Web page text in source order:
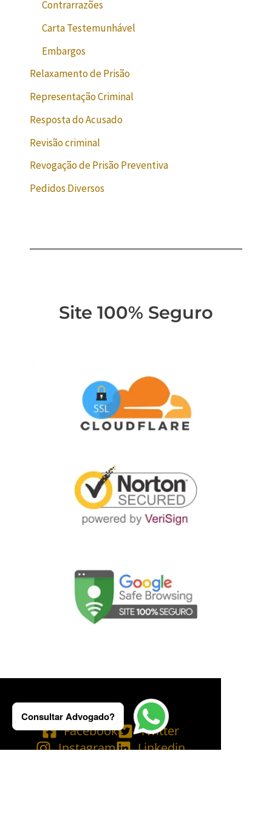
Contrarrazões
Carta Testemunhável
Embargos
Relaxamento de Prisão
Representação Criminal
Resposta do Acusado
Revisão criminal
Revogação de Prisão Preventiva
Pedidos Diversos
Site 100% Seguro
Facebook
Twitter
Instagram
Linkedin
Consultar Advogado?